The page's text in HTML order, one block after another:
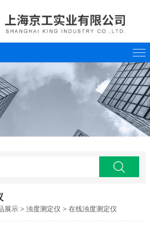
展示 >浊度测定仪 >在线浊度测定仪